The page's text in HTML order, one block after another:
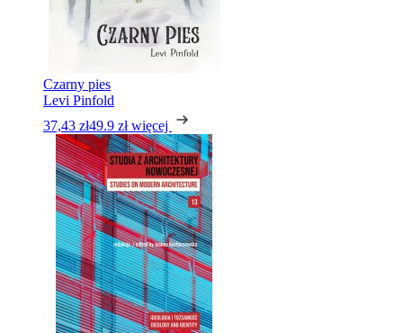
Czarny pies
Levi Pinfold
37,43 zł49.9 zł więcej